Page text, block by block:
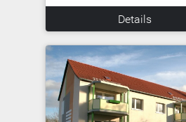
Details